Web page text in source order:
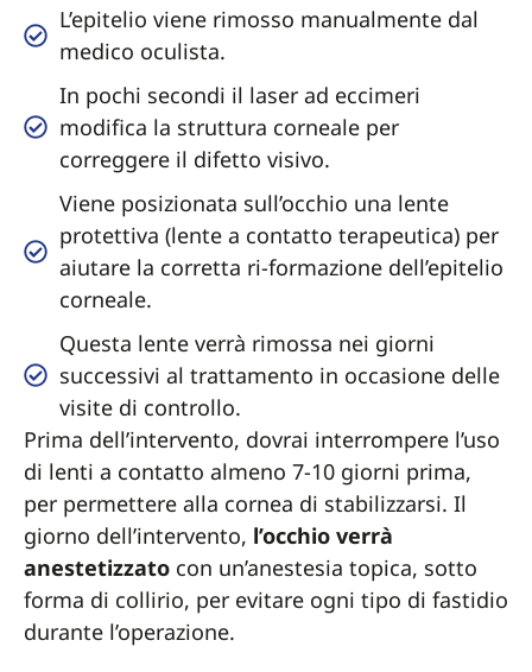
L’epitelio viene rimosso manualmente dal
medico oculista.
In pochi secondi il laser ad eccimeri
modifica la struttura corneale per
correggere il difetto visivo.
Viene posizionata sull’occhio una lente
protettiva (lente a contatto terapeutica) per
aiutare la corretta ri-formazione dell’epitelio
corneale.
Questa lente verrà rimossa nei giorni
successivi al trattamento in occasione delle
visite di controllo.
Prima dell’intervento, dovrai interrompere l’uso
di lenti a contatto almeno 7-10 giorni prima,
per permettere alla cornea di stabilizzarsi. Il
giorno dell’intervento, l’occhio verrà
anestetizzato con un’anestesia topica, sotto
forma di collirio, per evitare ogni tipo di fastidio
durante l’operazione.